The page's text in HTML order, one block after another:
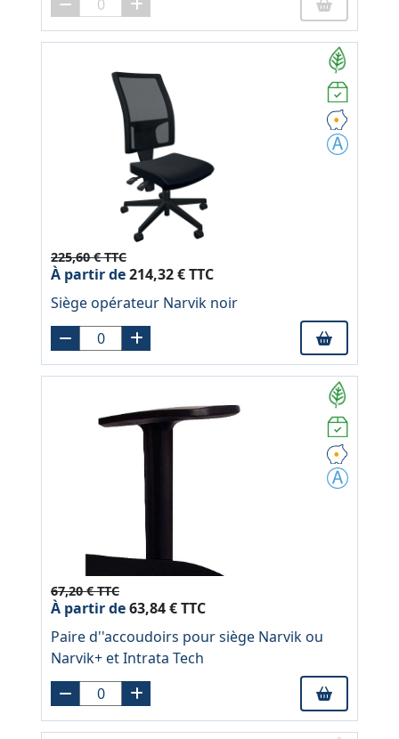
225,60 € TTC
À partir de214,32 € TTC
Siège opérateur Narvik noir
67,20 € TTC
À partir de63,84 € TTC
Paire d''accoudoirs pour siège Narvik ou
Narvik+ et Intrata Tech